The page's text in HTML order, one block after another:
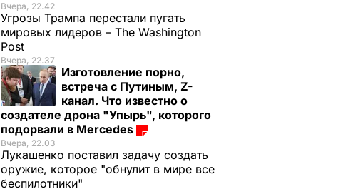
Вчера, 22.42
Угрозы Трампа перестали пугать
мировых лидеров – The Washington
Post
Вчера, 22.37
Изготовление порно,
встреча с Путиным, Z-
канал. Что известно о
создателе дрона "Упырь", которого
подорвали в Mercedes
Вчера, 22.03
Лукашенко поставил задачу создать
оружие, которое "обнулит в мире все
беспилотники"